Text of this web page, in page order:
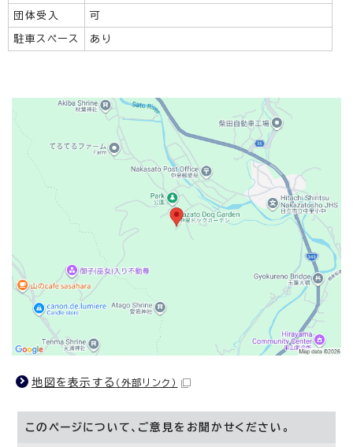
団体受入 可
駐車スペース あり
地図を表示する （外部リンク）
このページについて、ご意見をお聞かせください。